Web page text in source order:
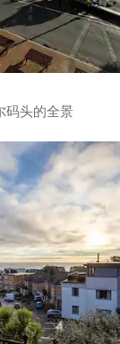
码头的全景